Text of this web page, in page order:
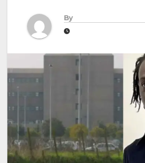
By